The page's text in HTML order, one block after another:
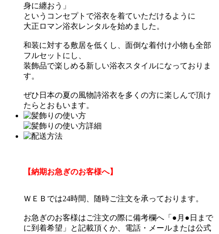
身に纏おう」
というコンセプトで浴衣を着ていただけるように
大正ロマン浴衣レンタルを始めました。
和装に対する敷居を低くし、面倒な着付け小物も全部
フルセットにし、
装飾品で楽しめる新しい浴衣スタイルになっておりま
す。
ぜひ日本の夏の風物詩浴衣を多くの方に楽しんで頂け
たらとおもいます。
【納期お急ぎのお客様へ】
ＷＥＢでは24時間、随時ご注文を承っております。
お急ぎのお客様はご注文の際に備考欄へ「●月●日まで
に到着希望」と記載頂くか、電話・メールまたは公式